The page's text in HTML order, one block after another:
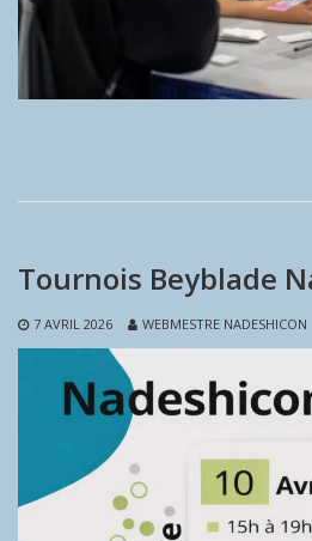
Tournois Beyblade
7 AVRIL 2026 WEBMESTRE NADESHICON